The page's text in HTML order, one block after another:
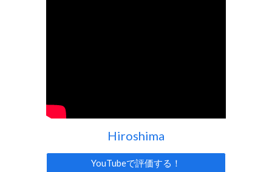
Hiroshima
YouTubeで評価する！